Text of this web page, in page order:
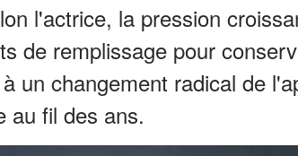
l'actrice, la pression
de remplissage pour
un changement radical de
au fil des ans.